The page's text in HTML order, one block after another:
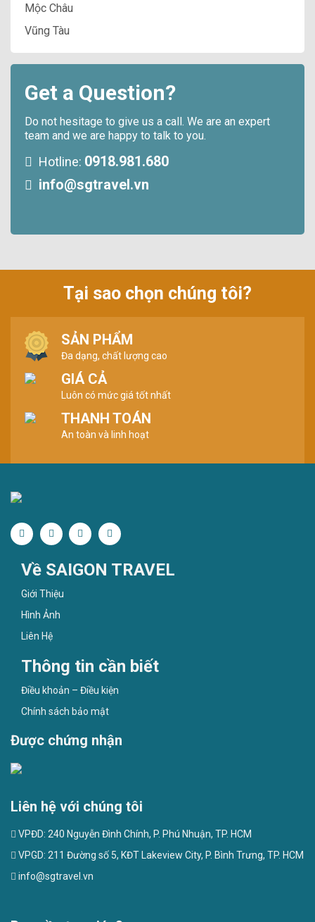
Mộc Châu
Vũng Tàu
Get a Question?
Do not hesitage to give us a call. We are an expert
team and we are happy to talk to you.
Hotline: 0918.981.680
info@sgtravel.vn
Tại sao chọn chúng tôi?
SẢN PHẨM
Đa dạng, chất lượng cao
GIÁ CẢ
Luôn có mức giá tốt nhất
THANH TOÁN
An toàn và linh hoạt
Về SAIGON TRAVEL
Giới Thiệu
Hình Ảnh
Liên Hệ
Thông tin cần biết
Điều khoản – Điều kiện
Chính sách bảo mật
Được chứng nhận
Liên hệ với chúng tôi
VPĐD: 240 Nguyễn Đình Chính, P. Phú Nhuận, TP. HCM
VPGD: 211 Đường số 5, KĐT Lakeview City, P. Bình Trưng, TP. HCM
info@sgtravel.vn